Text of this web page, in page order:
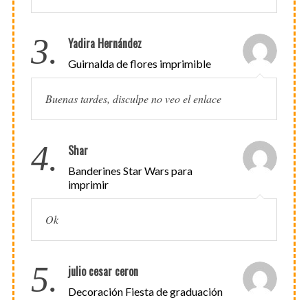
3. Yadira Hernández
Guirnalda de flores imprimible
Buenas tardes, disculpe no veo el enlace
4. Shar
Banderines Star Wars para
imprimir
Ok
5. julio cesar ceron
Decoración Fiesta de graduación